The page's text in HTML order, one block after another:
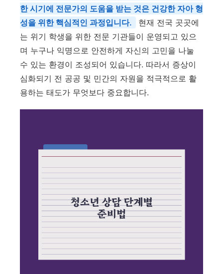
한 시기에 전문가의 도움을 받는 것은 건강한 자아 형
성을 위한 핵심적인 과정입니다.
현재 전국 곳곳에
는 위기 학생을 위한 전문 기관들이 운영되고 있으
며 누구나 익명으로 안전하게 자신의 고민을 나눌
수 있는 환경이 조성되어 있습니다. 따라서 증상이
심화되기 전 공공 및 민간의 자원을 적극적으로 활
용하는 태도가 무엇보다 중요합니다.